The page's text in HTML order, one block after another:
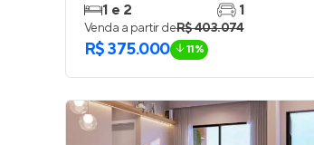
1 e 2
1
Venda a partir deR$ 403.074
R$ 375.000 11%